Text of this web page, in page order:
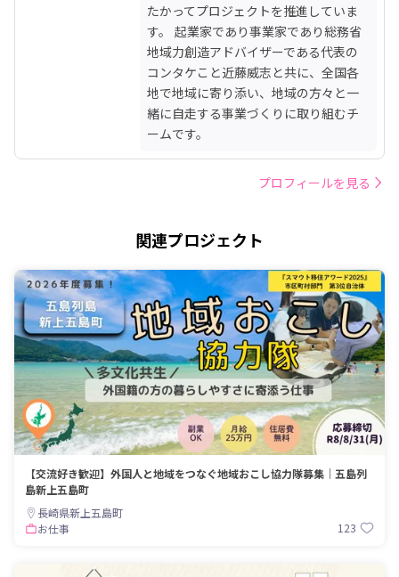
たかってプロジェクトを推進していま
す。 起業家であり事業家であり総務省
地域力創造アドバイザーである代表の
コンタケこと近藤威志と共に、全国各
地で地域に寄り添い、地域の方々と一
緒に自走する事業づくりに取り組むチ
ームです。
プロフィールを見る
関連プロジェクト
【交流好き歓迎】外国人と地域をつなぐ地域おこし協力隊募集｜五島列
島新上五島町
長崎県新上五島町
お仕事
123